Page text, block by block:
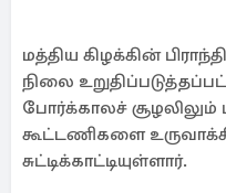
மத்திய கிழக்கின்
நிலை
போர்க்காலச் சூழலிலும்
கூட்டணிகளை
சுட்டிக்காட்டியுள்ளார்.